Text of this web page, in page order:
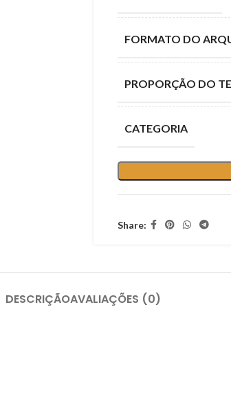
FORMATO DO
PROPORÇÃO DO
CATEGORIA
Share:
DESCRIÇÃOAVALIAÇÕES (0)